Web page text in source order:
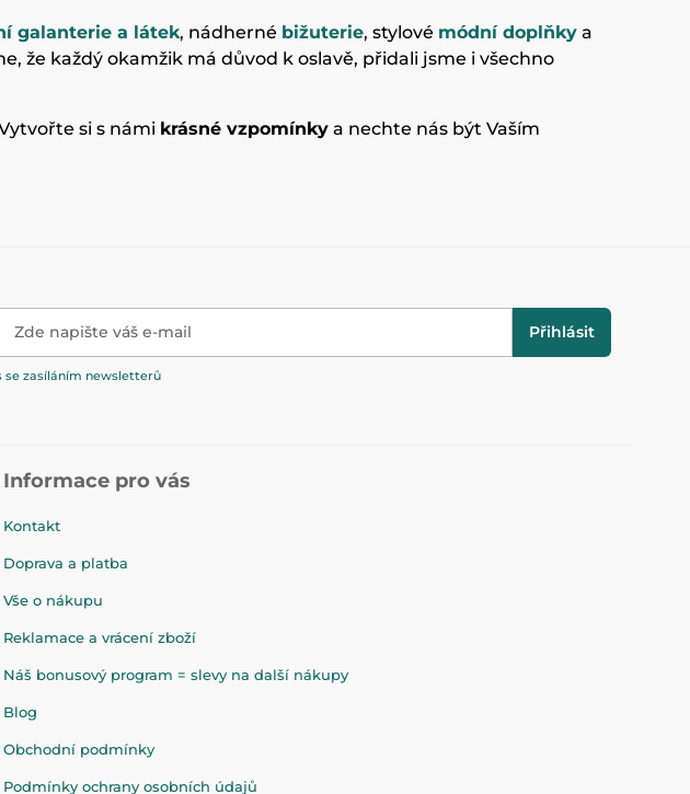
galanterie a látek, nádherné bižuterie, stylové módní doplňky a
že každý okamžik má důvod k oslavě, přidali jsme i všechno
si s námi krásné vzpomínky a nechte nás být Vaším
Zde napište váš e-mail Přihlásit
se zasíláním newsletterů
Informace pro vás
Kontakt
Doprava a platba
Vše o nákupu
Reklamace a vrácení zboží
Náš bonusový program = slevy na další nákupy
Blog
Obchodní podmínky
Podmínky ochrany osobních údajů